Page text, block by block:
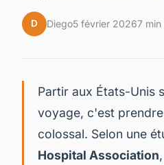
D Diego5 février 20267
Partir aux États-Unis
voyage, c'est
colossal. Selon une
Hospital Association